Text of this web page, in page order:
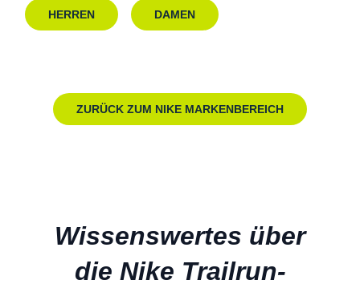
HERREN DAMEN
ZURÜCK ZUM NIKE MARKENBEREICH
Wissenswertes über
die Nike Trailrun-